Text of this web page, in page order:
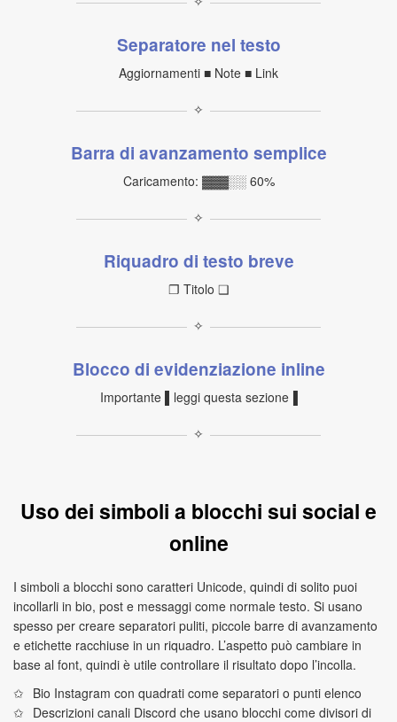
Separatore nel testo
Aggiornamenti ■ Note ■ Link
✧
Barra di avanzamento semplice
Caricamento: ▓▓▓░░ 60%
✧
Riquadro di testo breve
❐ Titolo ❑
✧
Blocco di evidenziazione inline
Importante ▌leggi questa sezione▐
✧
Uso dei simboli a blocchi sui social e
online
I simboli a blocchi sono caratteri Unicode, quindi di solito puoi
incollarli in bio, post e messaggi come normale testo. Si usano
spesso per creare separatori puliti, piccole barre di avanzamento
e etichette racchiuse in un riquadro. L’aspetto può cambiare in
base al font, quindi è utile controllare il risultato dopo l’incolla.
Bio Instagram con quadrati come separatori o punti elenco
Descrizioni canali Discord che usano blocchi come divisori di